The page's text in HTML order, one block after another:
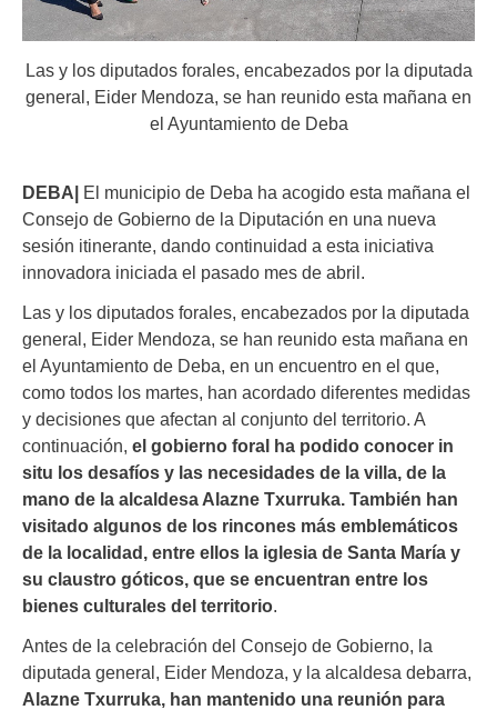
Las y los diputados forales, encabezados por la diputada
general, Eider Mendoza, se han reunido esta mañana en
el Ayuntamiento de Deba
DEBA| El municipio de Deba ha acogido esta mañana el
Consejo de Gobierno de la Diputación en una nueva
sesión itinerante, dando continuidad a esta iniciativa
innovadora iniciada el pasado mes de abril.
Las y los diputados forales, encabezados por la diputada
general, Eider Mendoza, se han reunido esta mañana en
el Ayuntamiento de Deba, en un encuentro en el que,
como todos los martes, han acordado diferentes medidas
y decisiones que afectan al conjunto del territorio. A
continuación, el gobierno foral ha podido conocer in
situ los desafíos y las necesidades de la villa, de la
mano de la alcaldesa Alazne Txurruka. También han
visitado algunos de los rincones más emblemáticos
de la localidad, entre ellos la iglesia de Santa María y
su claustro góticos, que se encuentran entre los
bienes culturales del territorio.
Antes de la celebración del Consejo de Gobierno, la
diputada general, Eider Mendoza, y la alcaldesa debarra,
Alazne Txurruka, han mantenido una reunión para